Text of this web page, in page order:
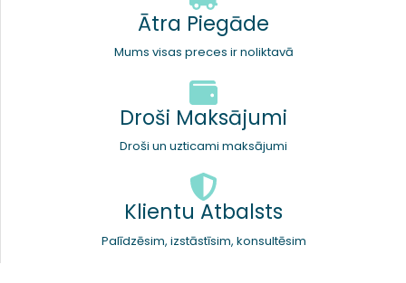
Ātra Piegāde
Mums visas preces ir noliktavā
Droši Maksājumi
Droši un uzticami maksājumi
Klientu Atbalsts
Palīdzēsim, izstāstīsim, konsultēsim